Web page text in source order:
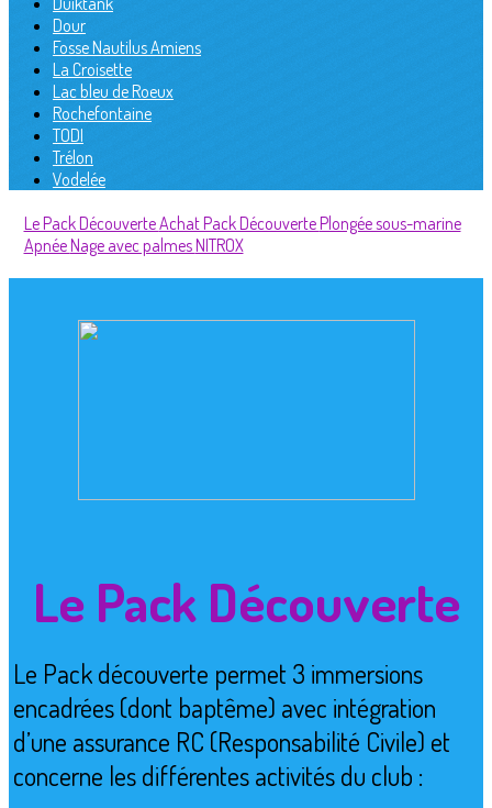
Dour
Fosse Nautilus Amiens
La Croisette
Lac bleu de Roeux
Rochefontaine
TODI
Trélon
Vodelée
Le Pack DécouverteAchat Pack DécouvertePlongée sous-marine
ApnéeNage avec palmesNITROX
Le Pack Découverte
Le Pack découverte permet 3 immersions
encadrées (dont baptême) avec intégration
d’une assurance RC (Responsabilité Civile) et
concerne les différentes activités du club :